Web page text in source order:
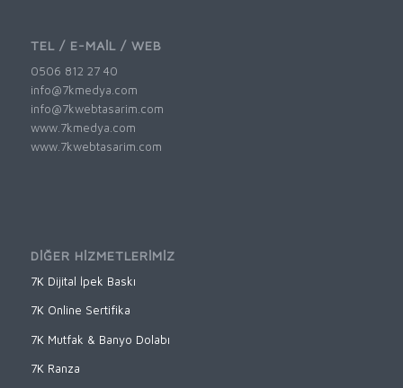
TEL / E-MAİL / WEB
0506 812 27 40
info@7kmedya.com
info@7kwebtasarim.com
www.7kmedya.com
www.7kwebtasarim.com
DİĞER HİZMETLERİMİZ
7K Dijital İpek Baskı
7K Online Sertifika
7K Mutfak & Banyo Dolabı
7K Ranza